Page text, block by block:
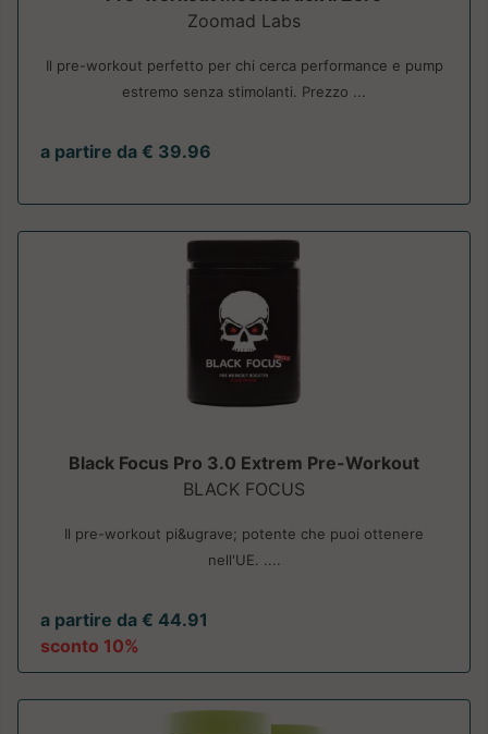
Zoomad Labs
Il pre-workout perfetto per chi cerca performance e pump
estremo senza stimolanti. Prezzo ...
a partire da € 39.96
Black Focus Pro 3.0 Extrem Pre-Workout
BLACK FOCUS
Il pre-workout pi&ugrave; potente che puoi ottenere
nell'UE. ....
a partire da € 44.91
sconto 10%